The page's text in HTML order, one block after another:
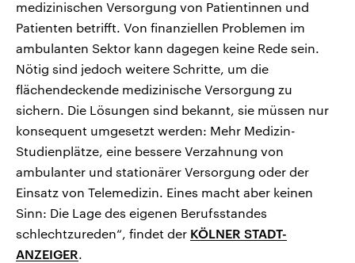
medizinischen Versorgung von Patientinnen und
Patienten betrifft. Von finanziellen Problemen im
ambulanten Sektor kann dagegen keine Rede sein.
Nötig sind jedoch weitere Schritte, um die
flächendeckende medizinische Versorgung zu
sichern. Die Lösungen sind bekannt, sie müssen nur
konsequent umgesetzt werden: Mehr Medizin-
Studienplätze, eine bessere Verzahnung von
ambulanter und stationärer Versorgung oder der
Einsatz von Telemedizin. Eines macht aber keinen
Sinn: Die Lage des eigenen Berufsstandes
schlechtzureden“, findet der KÖLNER STADT-
ANZEIGER.